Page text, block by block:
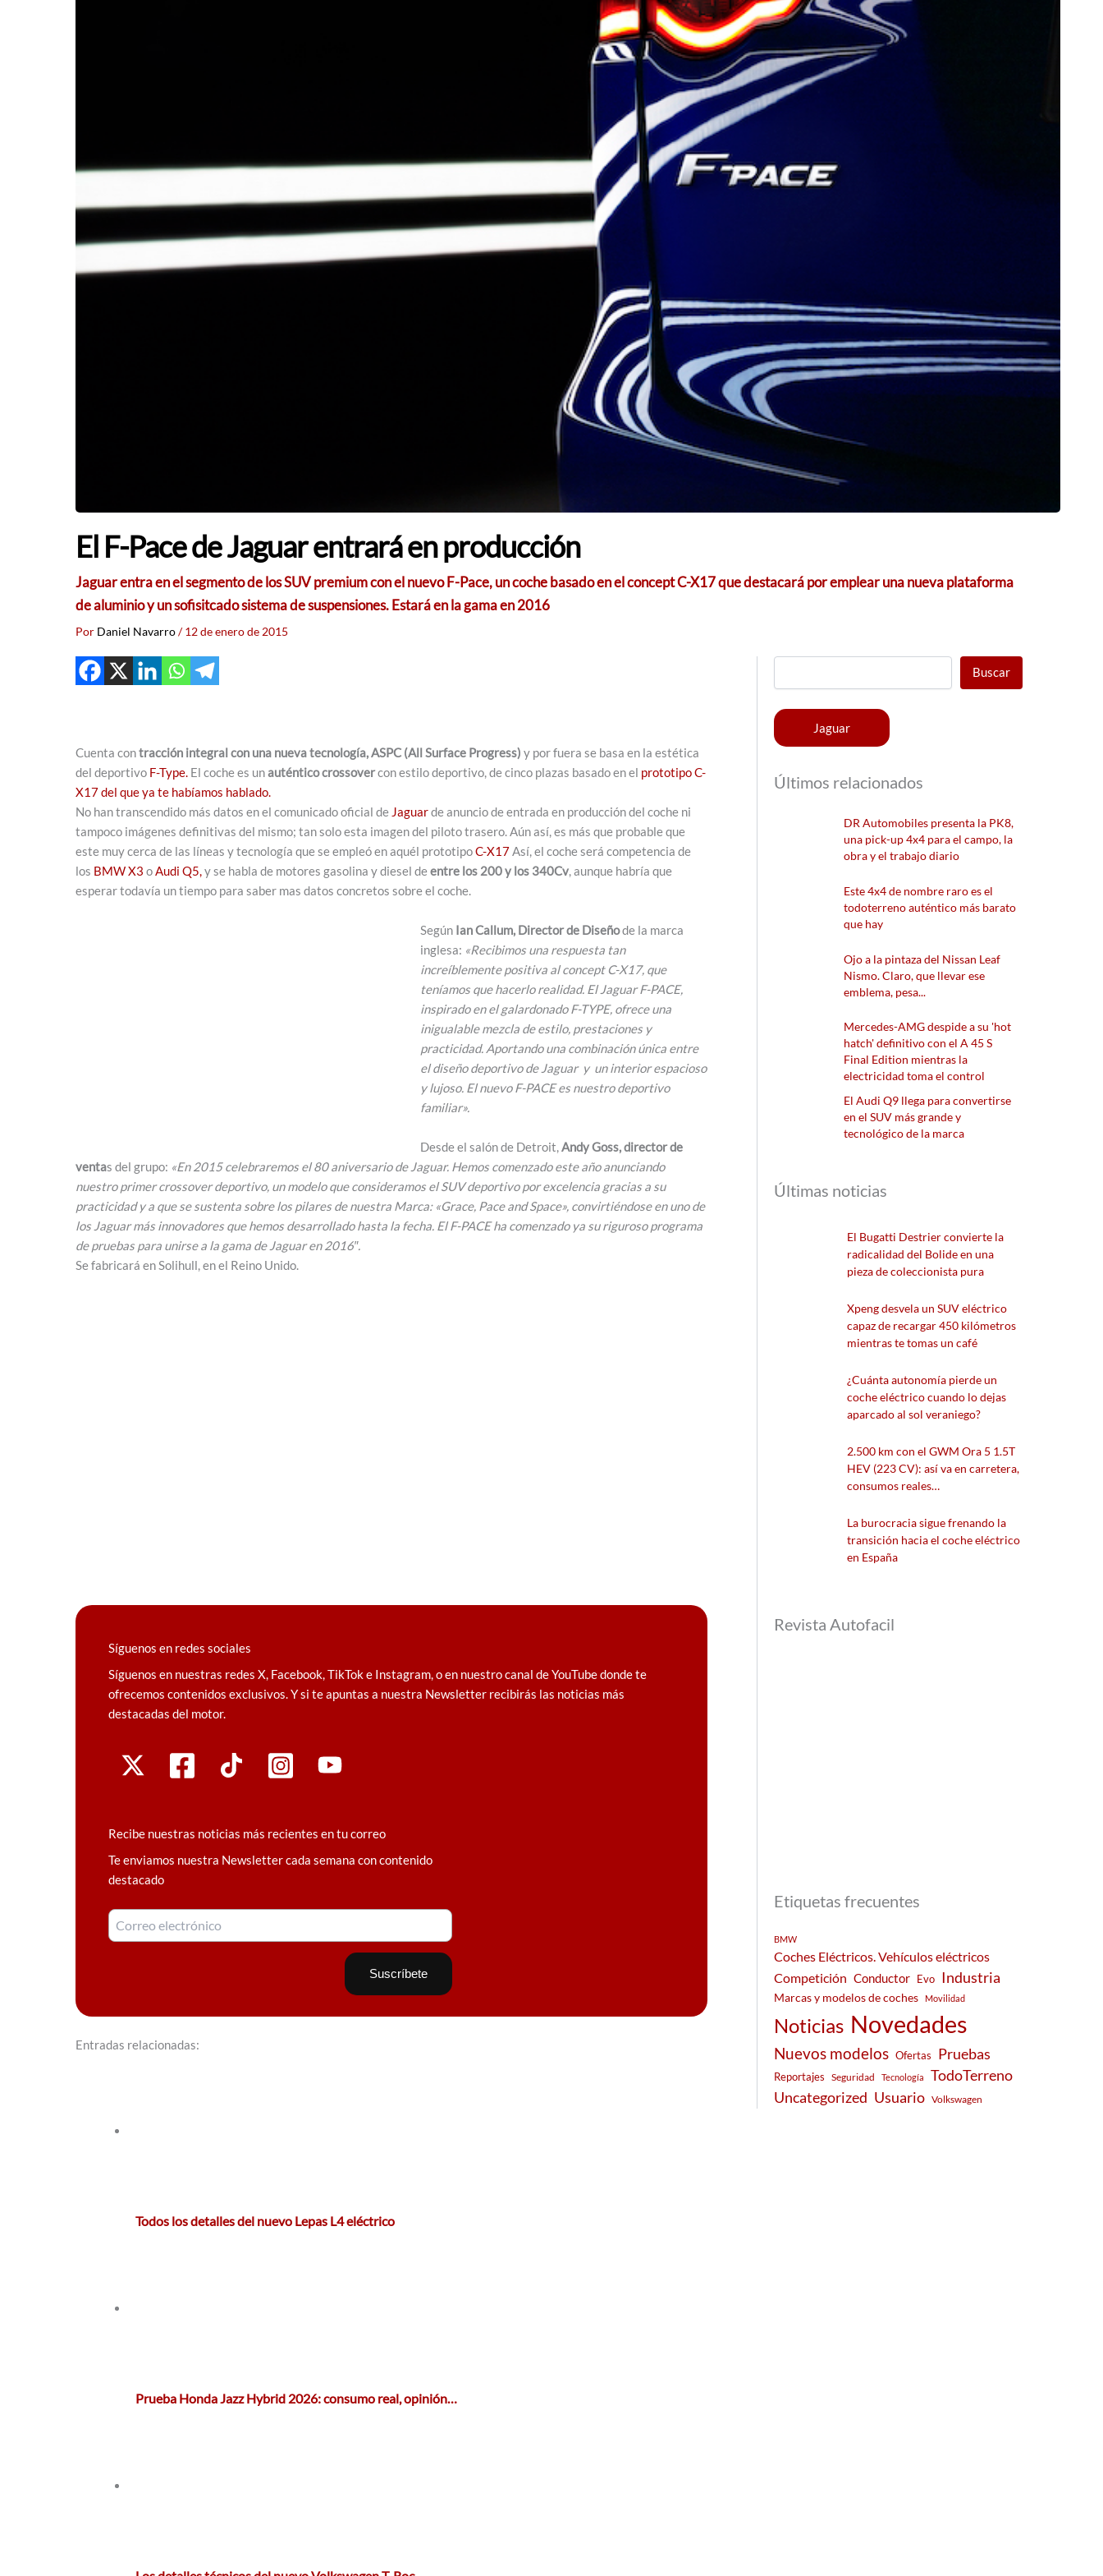
El F-Pace de Jaguar entrará en producción
Jaguar entra en el segmento de los SUV premium con el nuevo F-Pace, un coche basado en el concept C-X17 que destacará por emplear una nueva plataforma
de aluminio y un sofisitcado sistema de suspensiones. Estará en la gama en 2016
Por Daniel Navarro/12 de enero de 2015
Cuenta contracción integral con una nueva tecnología, ASPC (All Surface Progress) y por fuera se basa en la estética
del deportivo F-Type. El coche es unauténtico crossovercon estilo deportivo, de cinco plazas basado en el prototipo C-
X17 del que ya te habíamos hablado.
No han transcendido más datos en el comunicado oficial de Jaguarde anuncio de entrada en producción del coche ni
tampoco imágenes definitivas del mismo; tan solo esta imagen del piloto trasero. Aún así, es más que probable que
este muy cerca de las líneas y tecnología que se empleó en aquél prototipoC-X17Así, el coche será competencia de
los BMW X3 oAudi Q5,y se habla de motores gasolina y diesel deentre los 200 y los 340Cv, aunque habría que
esperar todavía un tiempo para saber mas datos concretos sobre el coche.
Según Ian Callum, Director de Diseñode la marca
inglesa: «Recibimos una respuesta tan
increíblemente positiva al concept C-X17, que
teníamos que hacerlo realidad. El Jaguar F-PACE,
inspirado en el galardonado F-TYPE, ofrece una
inigualable mezcla de estilo, prestaciones y
practicidad. Aportando una combinación única entre
el diseño deportivo de Jaguar y un interior espacioso
y lujoso. El nuevo F-PACE es nuestro deportivo
familiar».
Desde el salón de Detroit,Andy Goss, director de
ventas del grupo: «En 2015 celebraremos el 80 aniversario de Jaguar. Hemos comenzado este año anunciando
nuestro primer crossover deportivo, un modelo que consideramos el SUV deportivo por excelencia gracias a su
practicidad y a que se sustenta sobre los pilares de nuestra Marca: «Grace, Pace and Space», convirtiéndose en uno de
los Jaguar más innovadores que hemos desarrollado hasta la fecha. El F-PACE ha comenzado ya su riguroso programa
de pruebas para unirse a la gama de Jaguar en 2016″.
Se fabricará en Solihull, en el Reino Unido.
Síguenos en redes sociales
Síguenos en nuestras redes X, Facebook, TikTok e Instagram, o en nuestro canal de YouTube donde te
ofrecemos contenidos exclusivos. Y si te apuntas a nuestra Newsletter recibirás las noticias más
destacadas del motor.
Recibe nuestras noticias más recientes en tu correo
Te enviamos nuestra Newsletter cada semana con contenido
destacado
Entradas relacionadas:
Todos los detalles del nuevo Lepas L4 eléctrico
Prueba Honda Jazz Hybrid 2026: consumo real, opinión…
Buscar
Jaguar
Últimos relacionados
DR Automobiles presenta la PK8,
una pick-up 4x4 para el campo, la
obra y el trabajo diario
Este 4x4 de nombre raro es el
todoterreno auténtico más barato
que hay
Ojo a la pintaza del Nissan Leaf
Nismo. Claro, que llevar ese
emblema, pesa...
Mercedes-AMG despide a su 'hot
hatch' definitivo con el A 45 S
Final Edition mientras la
electricidad toma el control
El Audi Q9 llega para convertirse
en el SUV más grande y
tecnológico de la marca
Últimas noticias
El Bugatti Destrier convierte la
radicalidad del Bolide en una
pieza de coleccionista pura
Xpeng desvela un SUV eléctrico
capaz de recargar 450 kilómetros
mientras te tomas un café
¿Cuánta autonomía pierde un
coche eléctrico cuando lo dejas
aparcado al sol veraniego?
2.500 km con el GWM Ora 5 1.5T
HEV (223 CV): así va en carretera,
consumos reales…
La burocracia sigue frenando la
transición hacia el coche eléctrico
en España
Revista Autofacil
Etiquetas frecuentes
BMW
Coches Eléctricos. Vehículos eléctricos
Competición Conductor Evo Industria
Marcas y modelos de coches Movilidad
Noticias Novedades
Nuevos modelos Ofertas Pruebas
Reportajes Seguridad Tecnología
TodoTerreno
Uncategorized Usuario Volkswagen